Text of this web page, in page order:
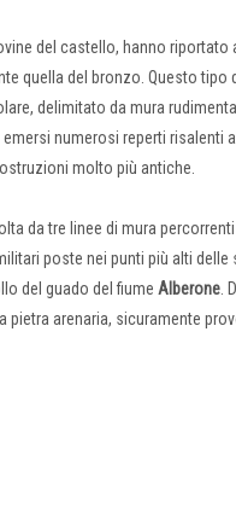
del castello, hanno riportato
quella del bronzo. Questo tipo
delimitato da mura
numerosi reperti risalenti
molto più antiche.
da tre linee di mura percorrenti
poste nei punti più alti delle
del guado del fiume Alberone.
arenaria, sicuramente